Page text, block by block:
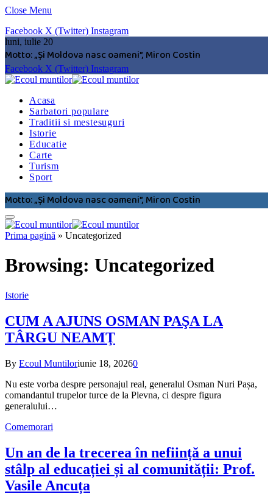
Close Menu
Facebook X (Twitter) Instagram
luni, iulie 20
Motto: „Şi Moldova nasc oameni”, Miron Costin
Facebook X (Twitter) Instagram
Acasa
Sarbatori populare
Traditii si mestesuguri
Istorie
Educatie
Carte
Turism
Sport
Motto: „Şi Moldova nasc oameni”, Miron Costin
Prima pagină » Uncategorized
Browsing: Uncategorized
Istorie
CUM A AJUNS OSMAN PAŞA LA
TÂRGU NEAMŢ
By Ecoul Muntiloriunie 18, 20260
Nu este vorba despre personajul real, generalul Osman Nuri Pașa,
comandantul trupelor turce de la Plevna, ci despre figura
generalului…
Comemorari
Un an de la trecerea în neființă a unui
stâlp al educației și al comunității: Prof.
Vasile Ancuța